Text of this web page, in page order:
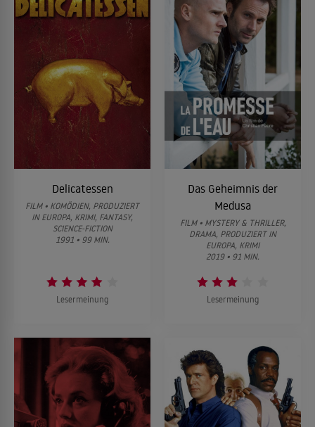
Delicatessen
FILM • KOMÖDIEN, PRODUZIERT
IN EUROPA, KRIMI, FANTASY,
SCIENCE-FICTION
1991 • 99 MIN.
Lesermeinung
Das Geheimnis der
Medusa
FILM • MYSTERY & THRILLER,
DRAMA, PRODUZIERT IN
EUROPA, KRIMI
2019 • 91 MIN.
Lesermeinung